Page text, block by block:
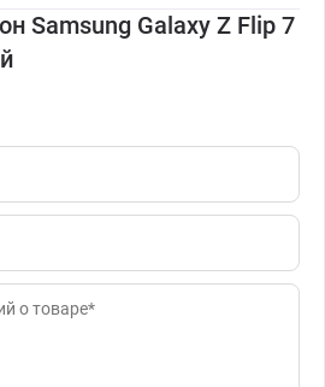
Samsung Galaxy Z Flip 7